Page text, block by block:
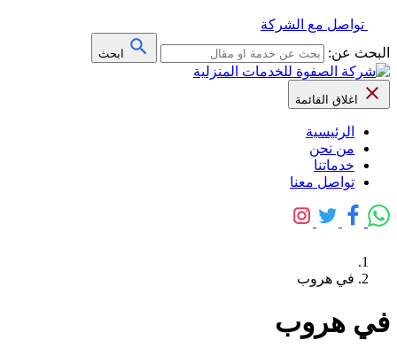
تواصل مع الشركة
البحث عن:
ابحث
اغلاق القائمة
الرئيسية
من نحن
خدماتنا
تواصل معنا
في هروب
في هروب